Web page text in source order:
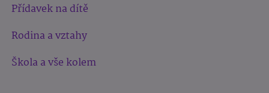
Přídavek na dítě
Rodina a vztahy
Škola a vše kolem